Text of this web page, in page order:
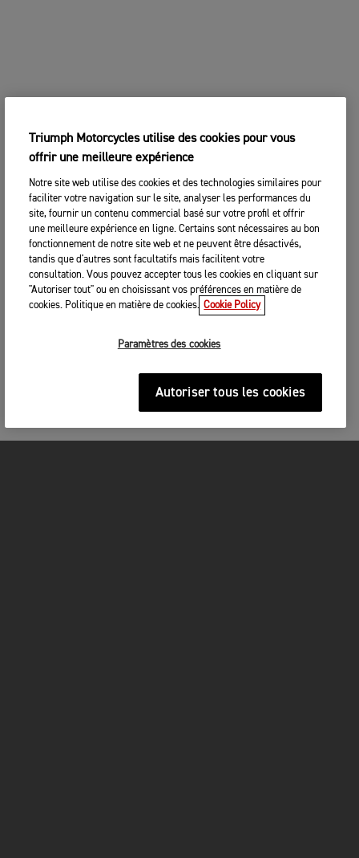
Triumph Motorcycles utilise des cookies pour vous
offrir une meilleure expérience
Notre site web utilise des cookies et des technologies similaires pour
faciliter votre navigation sur le site, analyser les performances du
site, fournir un contenu commercial basé sur votre profil et offrir
une meilleure expérience en ligne. Certains sont nécessaires au bon
fonctionnement de notre site web et ne peuvent être désactivés,
tandis que d'autres sont facultatifs mais facilitent votre
consultation. Vous pouvez accepter tous les cookies en cliquant sur
"Autoriser tout" ou en choisissant vos préférences en matière de
cookies. Politique en matière de cookies. Cookie Policy
Paramètres des cookies
Autoriser tous les cookies